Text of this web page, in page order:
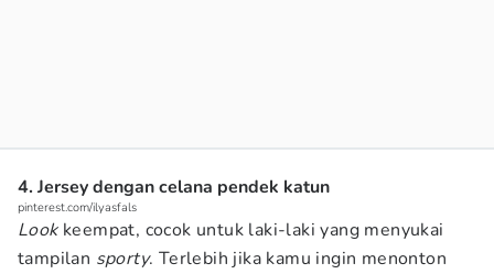
4. Jersey dengan celana pendek katun
pinterest.com/ilyasfals
Lookkeempat, cocok untuk laki-laki yang menyukai
tampilan sporty. Terlebih jika kamu ingin menonton